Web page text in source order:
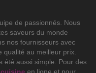
de passionnés. Nous
saveurs du monde
nos fournisseurs avec
au meilleur prix.
été aussi simple. Pour des